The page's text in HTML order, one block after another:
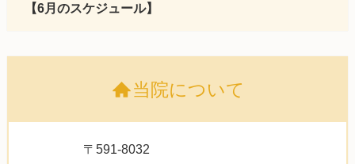
【6月のスケジュール】
当院について
〒591-8032